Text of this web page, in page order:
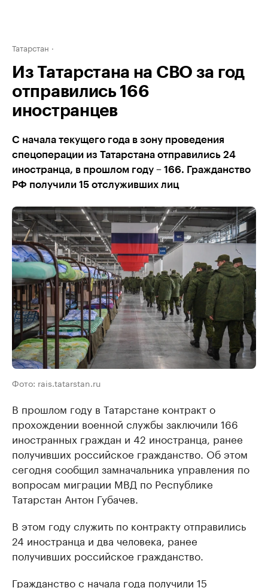
Татарстан
Из Татарстана на СВО за год
отправились 166
иностранцев
С начала текущего года в зону проведения
спецоперации из Татарстана отправились 24
иностранца, в прошлом году – 166. Гражданство
РФ получили 15 отслуживших лиц
Фото: rais.tatarstan.ru
В прошлом году в Татарстане контракт о
прохождении военной службы заключили 166
иностранных граждан и 42 иностранца, ранее
получивших российское гражданство. Об этом
сегодня сообщил замначальника управления по
вопросам миграции МВД по Республике
Татарстан Антон Губачев.
В этом году служить по контракту отправились
24 иностранца и два человека, ранее
получивших российское гражданство.
Гражданство с начала года получили 15